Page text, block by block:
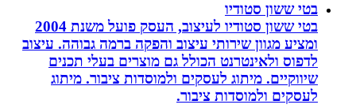
בטי ששון סטודיו
בטי ששון סטודיו לעיצוב, העסק פועל משנת 2004
ומציע מגוון שירותי עיצוב והפקה ברמה גבוהה. עיצוב
לדפוס ולאינטרנט הכולל גם מוצרים בעלי תכנים
שיווקיים. מיתוג לעסקים ולמוסדות ציבור. מיתוג
לעסקים ולמוסדות ציבור.